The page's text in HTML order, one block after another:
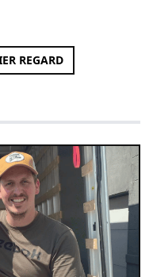
REGARD